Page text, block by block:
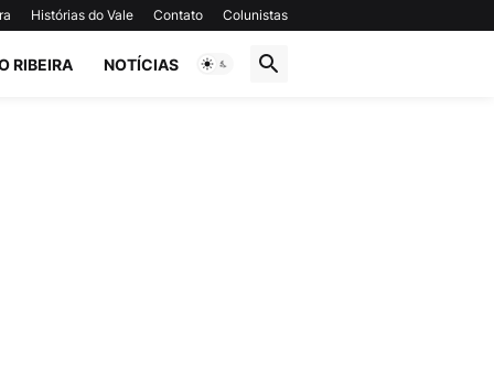
Histórias do Vale Contato Colunistas
RIBEIRA NOTÍCIAS